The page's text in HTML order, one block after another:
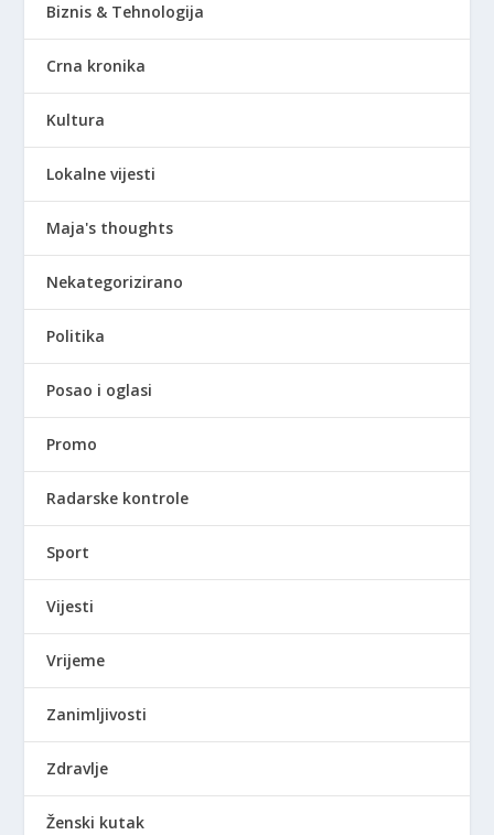
Biznis & Tehnologija
Crna kronika
Kultura
Lokalne vijesti
Maja's thoughts
Nekategorizirano
Politika
Posao i oglasi
Promo
Radarske kontrole
Sport
Vijesti
Vrijeme
Zanimljivosti
Zdravlje
Ženski kutak